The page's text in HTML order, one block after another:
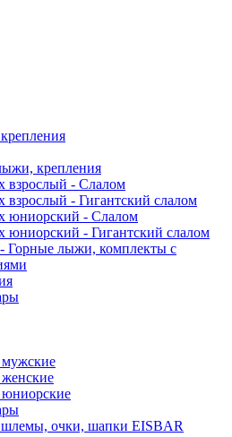
крепления
взрослый - Слалом
взрослый - Гигантский слалом
юниорский - Слалом
юниорский - Гигантский слалом
Горные лыжи, комплекты с
очки, шапки EISBAR